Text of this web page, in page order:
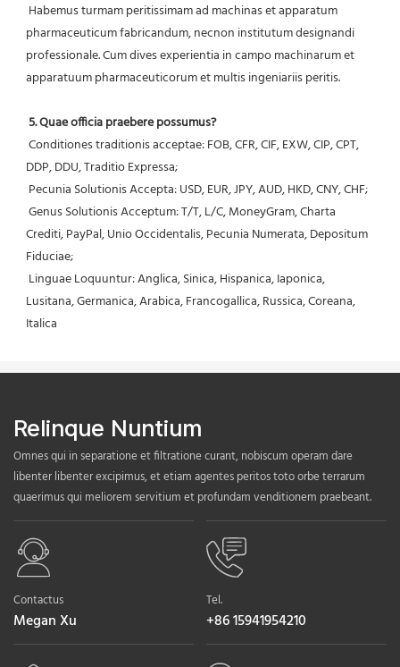
pharmaceuticum fabricandum, necnon institutum designandi
professionale. Cum dives experientia in campo machinarum et
apparatuum pharmaceuticorum et multis ingeniariis peritis.
5. Quae officia praebere possumus?
DDP, DDU, Traditio Expressa;
Pecunia Solutionis Accepta: USD, EUR, JPY, AUD, HKD, CNY, CHF;
Crediti, PayPal, Unio Occidentalis, Pecunia Numerata, Depositum
Fiduciae;
Lusitana, Germanica, Arabica, Francogallica, Russica, Coreana,
Italica
Relinque Nuntium
Omnes qui in separatione et filtratione curant, nobiscum operam dare
libenter libenter excipimus, et etiam agentes peritos toto orbe terrarum
quaerimus qui meliorem servitium et profundam venditionem praebeant.
Contactus
Megan Xu
Tel.
+86 15941954210